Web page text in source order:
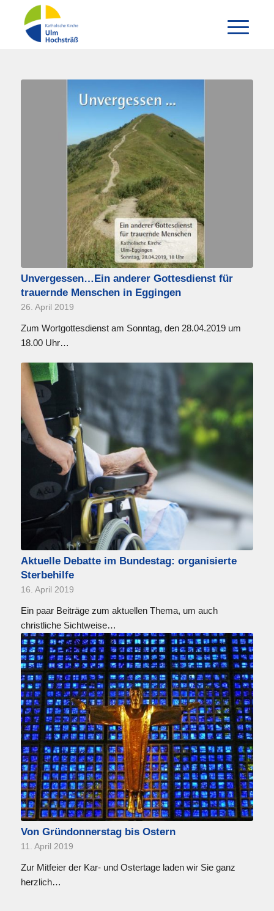
Unvergessen…Ein anderer Gottesdienst für
trauernde Menschen in Eggingen
26. April 2019
Zum Wortgottesdienst am Sonntag, den 28.04.2019 um
18.00 Uhr…
Aktuelle Debatte im Bundestag: organisierte
Sterbehilfe
16. April 2019
Ein paar Beiträge zum aktuellen Thema, um auch
christliche Sichtweise…
Von Gründonnerstag bis Ostern
11. April 2019
Zur Mitfeier der Kar- und Ostertage laden wir Sie ganz
herzlich…